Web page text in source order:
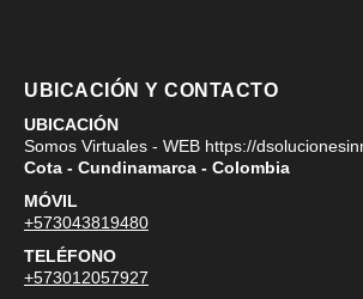
UBICACIÓN Y CONTACTO
UBICACIÓN
Somos Virtuales - WEB https://
Cota - Cundinamarca - Colombia
MÓVIL
+573043819480
TELÉFONO
+573012057927